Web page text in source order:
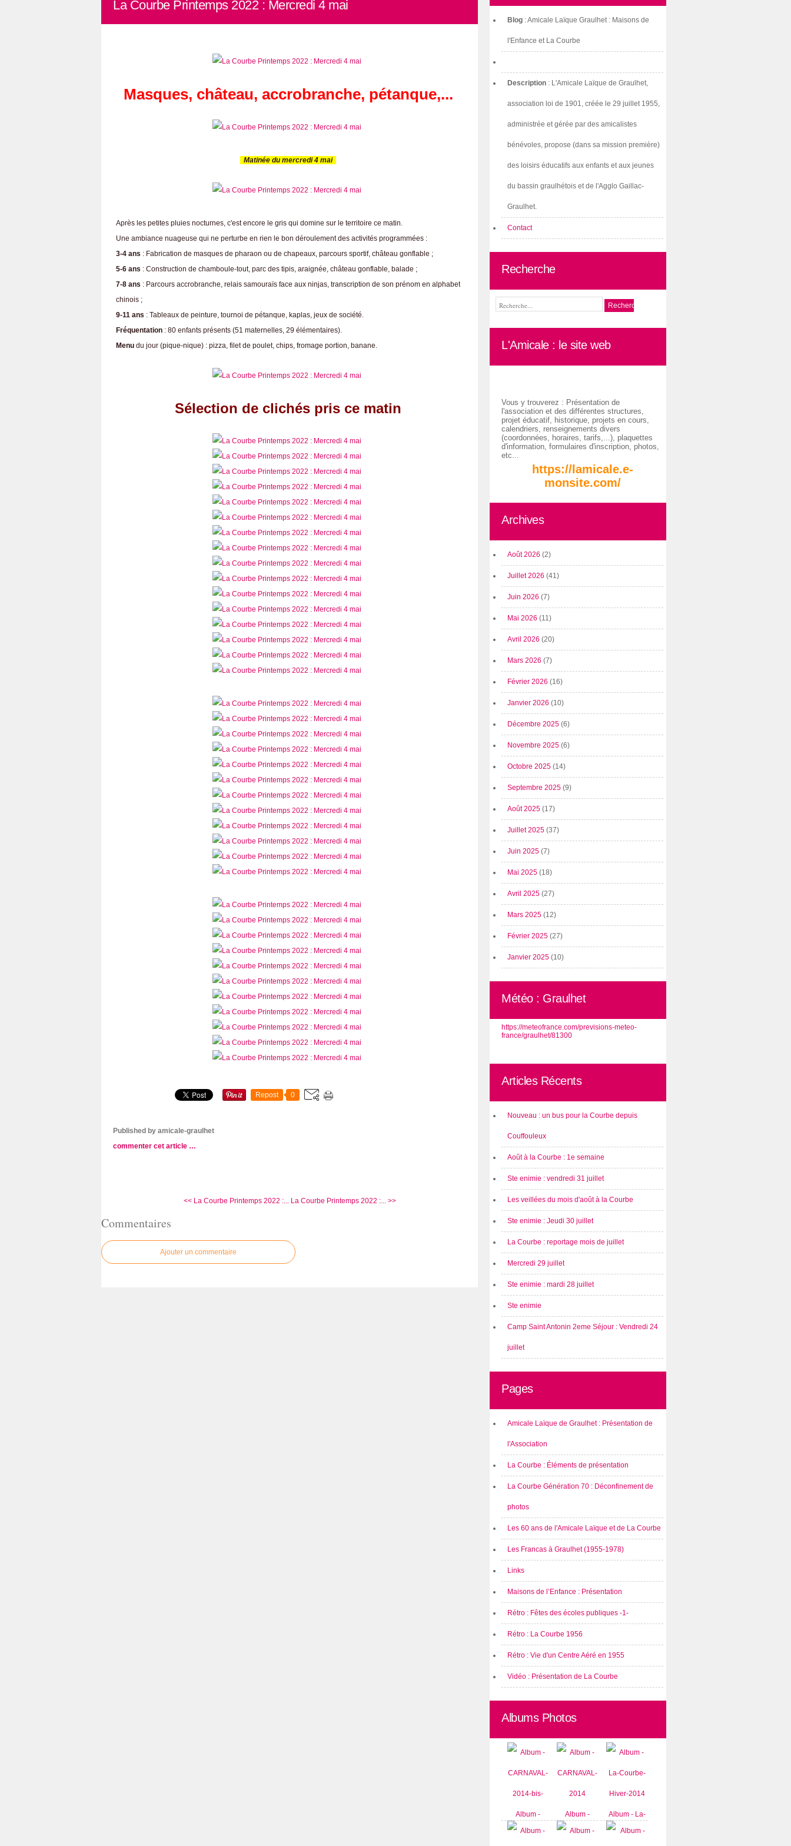
La Courbe Printemps 2022 : Mercredi 4 mai
Masques, château, accrobranche, pétanque,...
Matinée du mercredi 4 mai
Après les petites pluies nocturnes, c'est encore le gris qui domine sur le territoire ce matin.
Une ambiance nuageuse qui ne perturbe en rien le bon déroulement des activités programmées :
3-4 ans : Fabrication de masques de pharaon ou de chapeaux, parcours sportif, château gonflable ;
5-6 ans : Construction de chamboule-tout, parc des tipis, araignée, château gonflable, balade ;
7-8 ans : Parcours accrobranche, relais samouraïs face aux ninjas, transcription de son prénom en alphabet
chinois ;
9-11 ans : Tableaux de peinture, tournoi de pétanque, kaplas, jeux de société.
Fréquentation : 80 enfants présents (51 maternelles, 29 élémentaires).
Menu du jour (pique-nique) : pizza, filet de poulet, chips, fromage portion, banane.
Sélection de clichés pris ce matin
Repost 0
Published by amicale-graulhet
commenter cet article …
<< La Courbe Printemps 2022 :... La Courbe Printemps 2022 :... >>
Commentaires
Ajouter un commentaire
Blog : Amicale Laïque Graulhet : Maisons de
l'Enfance et La Courbe
Description : L'Amicale Laïque de Graulhet,
association loi de 1901, créée le 29 juillet 1955,
administrée et gérée par des amicalistes
bénévoles, propose (dans sa mission première)
des loisirs éducatifs aux enfants et aux jeunes
du bassin graulhétois et de l'Agglo Gaillac-
Graulhet.
Contact
Recherche
L'Amicale : le site web
Vous y trouverez : Présentation de
l'association et des différentes structures,
projet éducatif, historique, projets en cours,
calendriers, renseignements divers
(coordonnées, horaires, tarifs,...), plaquettes
d'information, formulaires d'inscription, photos,
etc...
https://lamicale.e-
monsite.com/
Archives
Août 2026 (2)
Juillet 2026 (41)
Juin 2026 (7)
Mai 2026 (11)
Avril 2026 (20)
Mars 2026 (7)
Février 2026 (16)
Janvier 2026 (10)
Décembre 2025 (6)
Novembre 2025 (6)
Octobre 2025 (14)
Septembre 2025 (9)
Août 2025 (17)
Juillet 2025 (37)
Juin 2025 (7)
Mai 2025 (18)
Avril 2025 (27)
Mars 2025 (12)
Février 2025 (27)
Janvier 2025 (10)
Météo : Graulhet
https://meteofrance.com/previsions-meteo-
france/graulhet/81300
Articles Récents
Nouveau : un bus pour la Courbe depuis
Couffouleux
Août à la Courbe : 1e semaine
Ste enimie : vendredi 31 juillet
Les veillées du mois d'août à la Courbe
Ste enimie : Jeudi 30 juillet
La Courbe : reportage mois de juillet
Mercredi 29 juillet
Ste enimie : mardi 28 juillet
Ste enimie
Camp Saint Antonin 2eme Séjour : Vendredi 24
juillet
Pages
Amicale Laïque de Graulhet : Présentation de
l'Association
La Courbe : Éléments de présentation
La Courbe Génération 70 : Déconfinement de
photos
Les 60 ans de l'Amicale Laïque et de La Courbe
Les Francas à Graulhet (1955-1978)
Links
Maisons de l’Enfance : Présentation
Rétro : Fêtes des écoles publiques -1-
Rétro : La Courbe 1956
Rétro : Vie d'un Centre Aéré en 1955
Vidéo : Présentation de La Courbe
Albums Photos
Album -
CARNAVAL-
Album -
CARNAVAL-
Album - La-
Courbe-